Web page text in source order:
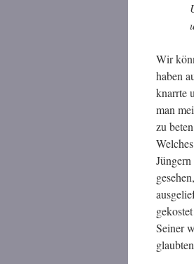
Wir
haben
knarrte
man
zu
Seiner